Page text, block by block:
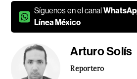
Síguenos en el canal
Línea México
Arturo Solís
Reportero